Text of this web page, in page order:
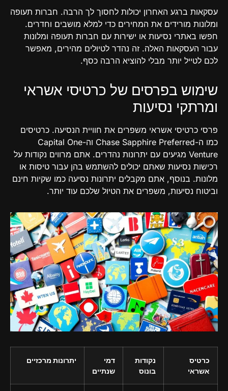
עסקאות ברגע האחרון יכולות לחסוך לך הרבה. חברות תעופה
ומלונות מורידים את המחירים כדי למלא מושבים וחדרים.
חפשו באתרי נסיעות או ישירות עם חברות תעופה ומלונות
עבור העסקאות האלה. זה נהדר לטיולים מהירים, מאפשר
לכם לטייל יותר מבלי להוציא הרבה כסף.
שימוש בפרסים של כרטיסי אשראי
ומרתקי נסיעות
פרסי כרטיסי אשראי משפרים את חוויית הנסיעה. כרטיסים
כמו ה-Chase Sapphire Preferred וה-Capital One
Venture מגיעים עם יתרונות נהדרים. אתם מרווים נקודות על
רכישות נסיעות שאתם יכולים להשתמש בהן עבור טיסות או
מלונות. בנוסף, אתם מקבלים יתרונות נסיעה כמו שקיות חינם
וביטוח נסיעות, משפרים את הטיול שלכם עוד יותר.
כרטיס
אשראי
נקודות
בונוס
דמי
שנתיים
יתרונות מרכזיים